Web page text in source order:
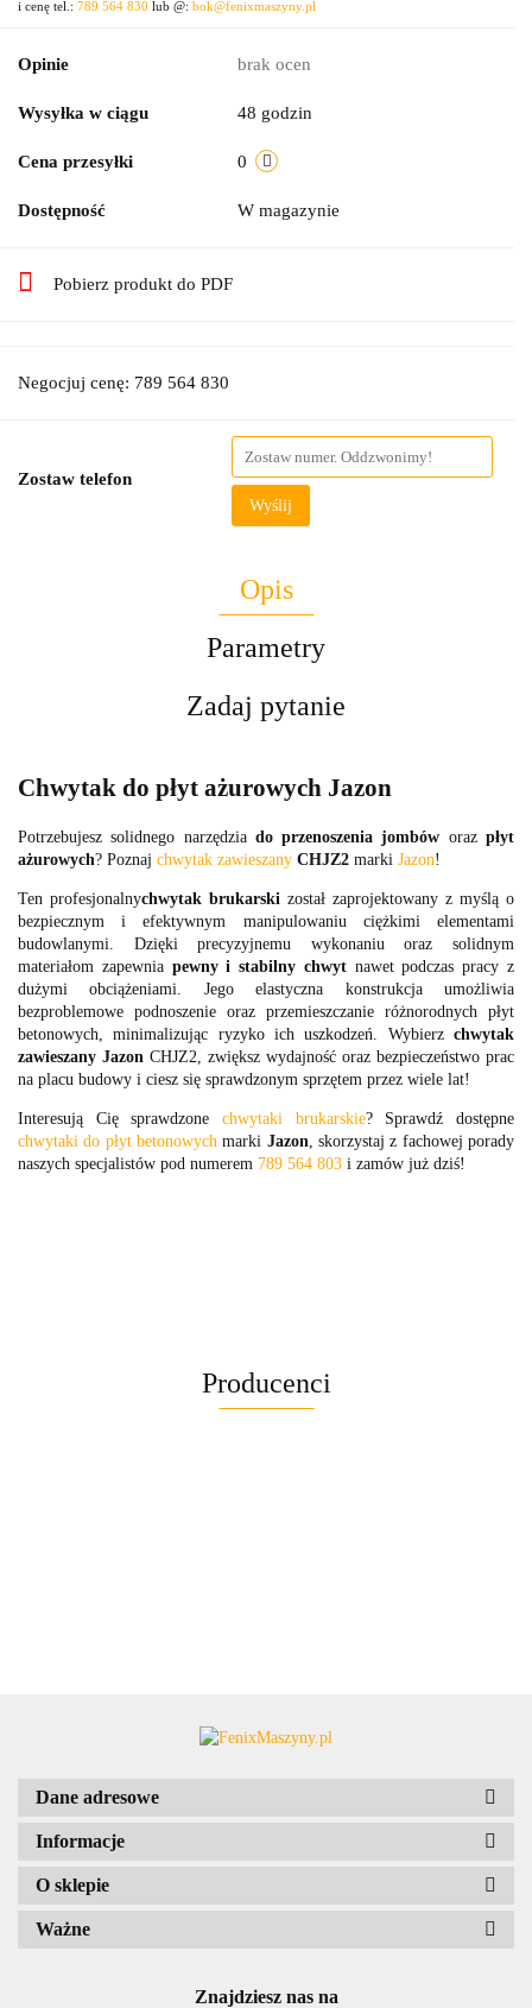
i cenę tel.: 789 564 830 lub @: bok@fenixmaszyny.pl
Opinie brak ocen
Wysyłka w ciągu 48 godzin
Cena przesyłki 0
Dostępność W magazynie
Pobierz produkt do PDF
Negocjuj cenę: 789 564 830
Zostaw telefon
Wyślij
Opis
Parametry
Zadaj pytanie
Chwytak do płyt ażurowych Jazon
Potrzebujesz solidnego narzędzia do przenoszenia jombów orazpłyt
ażurowych? Poznaj chwytak zawieszany CHJZ2 marki Jazon!
Ten profesjonalnychwytak brukarski został zaprojektowany z myślą o
bezpiecznym i efektywnym manipulowaniu ciężkimi elementami
budowlanymi. Dzięki precyzyjnemu wykonaniu oraz solidnym
materiałom zapewnia pewny i stabilny chwytnawet podczas pracy z
dużymi obciążeniami. Jego elastyczna konstrukcja umożliwia
bezproblemowe podnoszenie oraz przemieszczanie różnorodnych płyt
betonowych, minimalizując ryzyko ich uszkodzeń. Wybierz chwytak
zawieszany Jazon CHJZ2, zwiększ wydajność oraz bezpieczeństwo prac
na placu budowy i ciesz się sprawdzonym sprzętem przez wiele lat!
Interesują Cię sprawdzone chwytaki brukarskie? Sprawdź dostępne
chwytaki do płyt betonowych marki Jazon, skorzystaj z fachowej porady
naszych specjalistów pod numerem 789 564 803 i zamów już dziś!
Producenci
Dane adresowe
Informacje
O sklepie
Ważne
Znajdziesz nas na